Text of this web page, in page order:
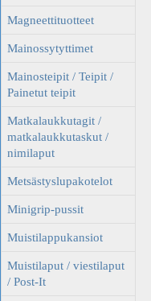
Magneettituotteet
Mainossytyttimet
Mainosteipit / Teipit /
Painetut teipit
Matkalaukkutagit /
matkalaukkutaskut /
nimilaput
Metsästyslupakotelot
Minigrip-pussit
Muistilappukansiot
Muistilaput / viestilaput
/ Post-It